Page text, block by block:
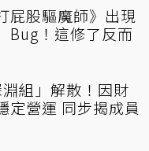
屁股驅魔師》出現
Bug！這修了反而
組」解散！因財
定營運 同步揭成員